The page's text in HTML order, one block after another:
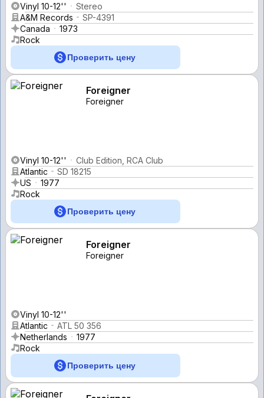
Vinyl 10-12''
Stereo
A&M Records
SP-4391
Canada
1973
Rock
Проверить цену
Foreigner
Foreigner
Vinyl 10-12''
Club Edition, RCA Club
Atlantic
SD 18215
US
1977
Rock
Проверить цену
Foreigner
Foreigner
Vinyl 10-12''
Atlantic
ATL 50 356
Netherlands
1977
Rock
Проверить цену